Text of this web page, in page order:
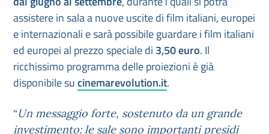
assistere in sala a nuove uscite di film italiani, europei
e internazionali e sarà possibile guardare i film italiani
ed europei al prezzo speciale di 3,50 euro. Il
ricchissimo programma delle proiezioni è già
disponibile sucinemarevolution.it.
“Un messaggio forte, sostenuto da un grande
investimento: le sale sono importanti presidi